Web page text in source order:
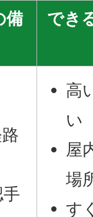
備
でき
高
い
屋
場
す